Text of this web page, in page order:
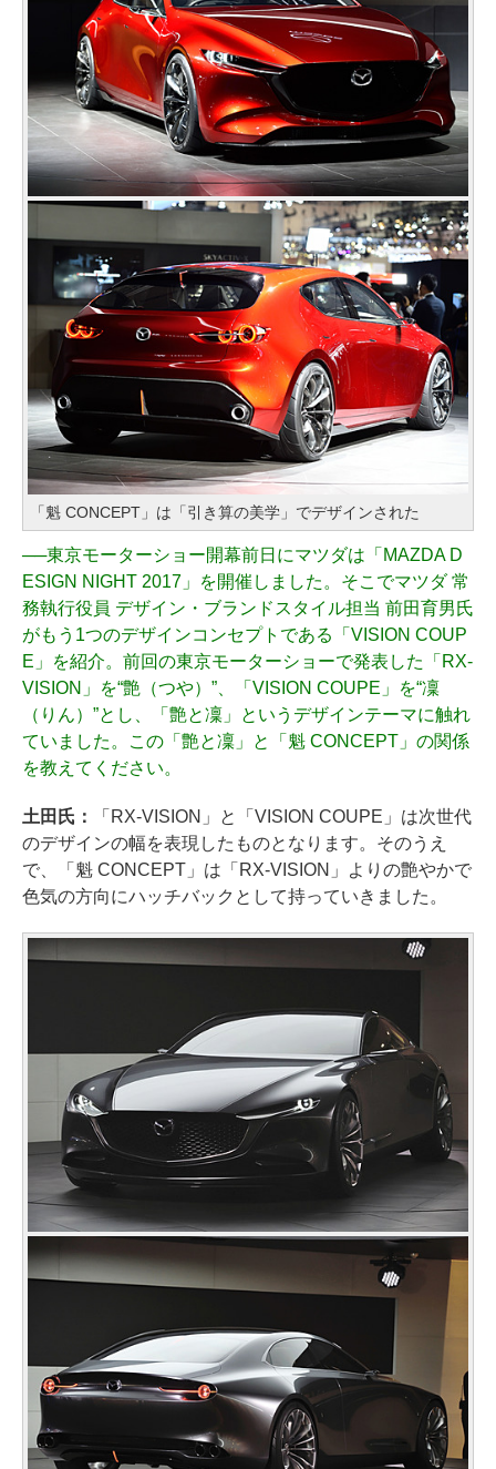
「魁 CONCEPT」は「引き算の美学」でデザインされた
──東京モーターショー開幕前日にマツダは「MAZDA D
ESIGN NIGHT 2017」を開催しました。そこでマツダ 常
務執行役員 デザイン・ブランドスタイル担当 前田育男氏
がもう1つのデザインコンセプトである「VISION COUP
E」を紹介。前回の東京モーターショーで発表した「RX-
VISION」を“艶（つや）”、「VISION COUPE」を“凜
（りん）”とし、「艶と凜」というデザインテーマに触れ
ていました。この「艶と凜」と「魁 CONCEPT」の関係
を教えてください。
土田氏：
「RX-VISION」と「VISION COUPE」は次世代
のデザインの幅を表現したものとなります。そのうえ
で、「魁 CONCEPT」は「RX-VISION」よりの艶やかで
色気の方向にハッチバックとして持っていきました。